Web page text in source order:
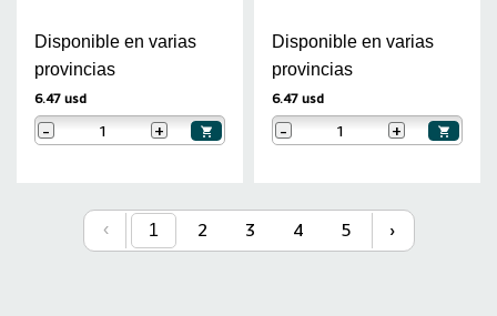
Disponible en varias
provincias
6.47 usd
- +
Disponible en varias
provincias
6.47 usd
- +
‹ 1 2 3 4 5 ›